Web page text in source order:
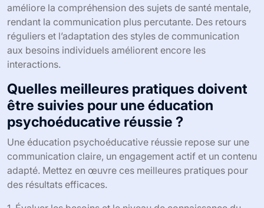
améliore la compréhension des sujets de santé mentale,
rendant la communication plus percutante. Des retours
réguliers et l’adaptation des styles de communication
aux besoins individuels améliorent encore les
interactions.
Quelles meilleures pratiques doivent
être suivies pour une éducation
psychoéducative réussie ?
Une éducation psychoéducative réussie repose sur une
communication claire, un engagement actif et un contenu
adapté. Mettez en œuvre ces meilleures pratiques pour
des résultats efficaces.